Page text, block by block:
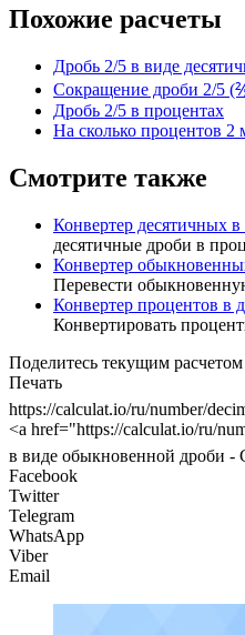
Похожие расчеты
Дробь 2/5 в виде
Сокращение дроби 2/5
Дробь 2/5 в процентах
На сколько процентов 2
Смотрите также
Конвертер десятичных
десятичные дроби в
Конвертер
Перевести
Конвертер процентов в
Конвертировать
Поделитесь текущим расчетом
Печать
https://calculat.io/ru/number/
<a href="https://calculat.io/ru/
в виде обыкновенной дроби -
Facebook
Twitter
Telegram
WhatsApp
Viber
Email